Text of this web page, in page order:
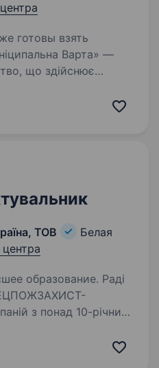
готовы взять
що здійснює
та взаємодію з
ТОВ
Белая
образование. Раді
з понад 10-річним
систем